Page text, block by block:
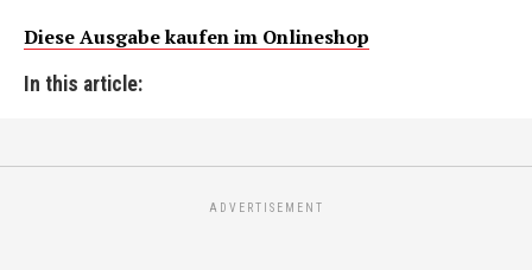
Diese Ausgabe kaufen im Onlineshop
In this article:
ADVERTISEMENT